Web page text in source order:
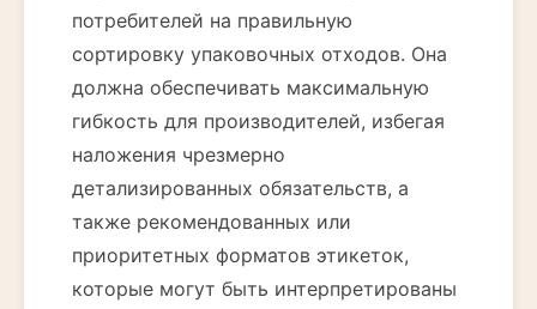
потребителей на правильную
сортировку упаковочных отходов. Она
должна обеспечивать максимальную
гибкость для производителей, избегая
наложения чрезмерно
детализированных обязательств, а
также рекомендованных или
приоритетных форматов этикеток,
которые могут быть интерпретированы